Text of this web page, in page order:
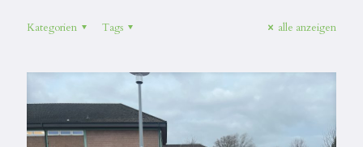
Kategorien Tags alle anzeigen